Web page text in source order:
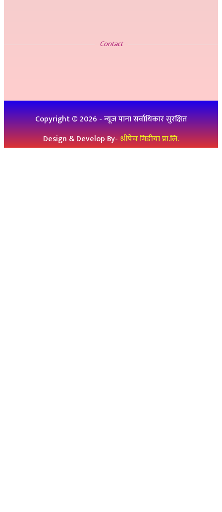
Contact
Copyright ©2026- न्यूज पाना सर्वाधिकार सुरक्षित
Design & Develop By-श्रीपेच मिडीया प्रा.लि.